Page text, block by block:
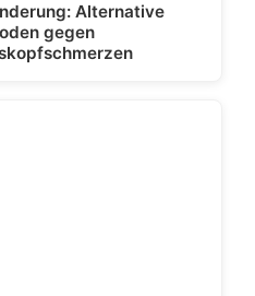
Alternative
gegen